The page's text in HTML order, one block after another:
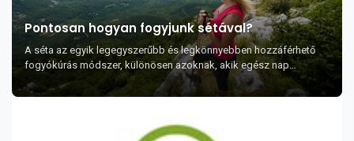
Pontosan hogyan fogyjunk sétával?
A séta az egyik legegyszerűbb és legkönnyebben hozzáférhető
fogyókúrás módszer, különösen azoknak, akik egész nap
íróasztalhoz vagy autóhoz vannak kötve. Ráa...